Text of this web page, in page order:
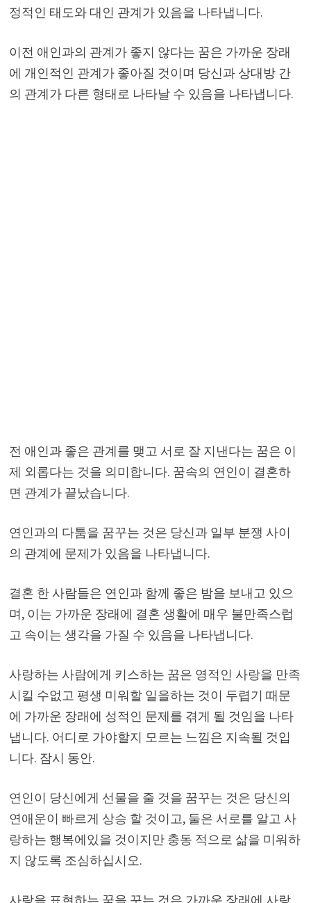
정적인 태도와 대인 관계가 있음을 나타냅니다.
이전 애인과의 관계가 좋지 않다는 꿈은 가까운 장래
에 개인적인 관계가 좋아질 것이며 당신과 상대방 간
의 관계가 다른 형태로 나타날 수 있음을 나타냅니다.
전 애인과 좋은 관계를 맺고 서로 잘 지낸다는 꿈은 이
제 외롭다는 것을 의미합니다. 꿈속의 연인이 결혼하
면 관계가 끝났습니다.
연인과의 다툼을 꿈꾸는 것은 당신과 일부 분쟁 사이
의 관계에 문제가 있음을 나타냅니다.
결혼 한 사람들은 연인과 함께 좋은 밤을 보내고 있으
며, 이는 가까운 장래에 결혼 생활에 매우 불만족스럽
고 속이는 생각을 가질 수 있음을 나타냅니다.
사랑하는 사람에게 키스하는 꿈은 영적인 사랑을 만족
시킬 수없고 평생 미워할 일을하는 것이 두렵기 때문
에 가까운 장래에 성적인 문제를 겪게 될 것임을 나타
냅니다. 어디로 가야할지 모르는 느낌은 지속될 것입
니다. 잠시 동안.
연인이 당신에게 선물을 줄 것을 꿈꾸는 것은 당신의
연애운이 빠르게 상승 할 것이고, 둘은 서로를 알고 사
랑하는 행복에있을 것이지만 충동 적으로 삶을 미워하
지 않도록 조심하십시오.
사랑을 표현하는 꿈을 꾸는 것은 가까운 장래에 사랑